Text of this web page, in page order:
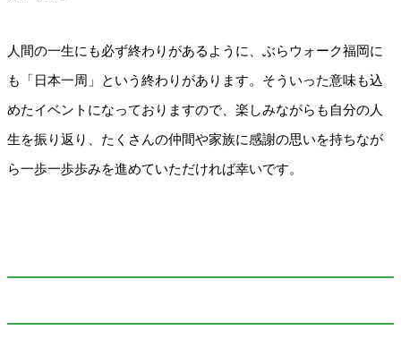
人間の一生にも必ず終わりがあるように、ぶらウォーク福岡に
も「日本一周」という終わりがあります。そういった意味も込
めたイベントになっておりますので、楽しみながらも自分の人
生を振り返り、たくさんの仲間や家族に感謝の思いを持ちなが
ら一歩一歩歩みを進めていただければ幸いです。